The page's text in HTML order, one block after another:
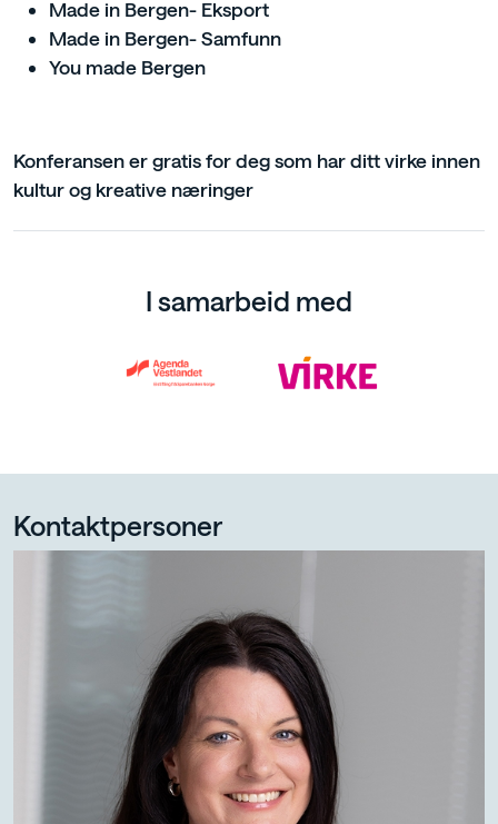
Made in Bergen- Eksport
Made in Bergen- Samfunn
You made Bergen
Konferansen er gratis for deg som har ditt virke innen
kultur og kreative næringer
I samarbeid med
Kontaktpersoner